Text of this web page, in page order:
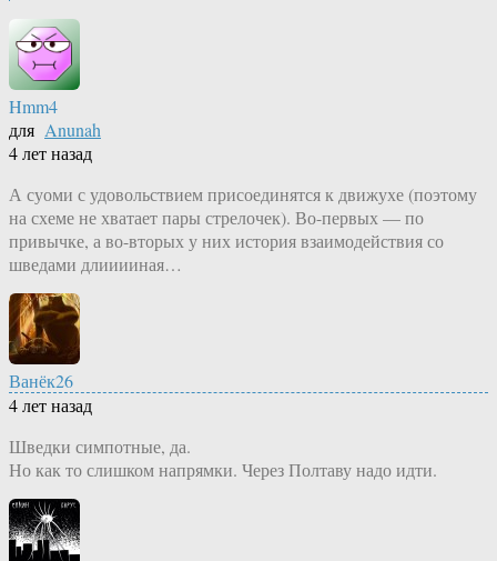
Hmm4
для Anunah
4 лет назад
А суоми с удовольствием присоединятся к движухе (поэтому
на схеме не хватает пары стрелочек). Во-первых — по
привычке, а во-вторых у них история взаимодействия со
шведами длииииная…
Ванёк26
4 лет назад
Шведки симпотные, да.
Но как то слишком напрямки. Через Полтаву надо идти.